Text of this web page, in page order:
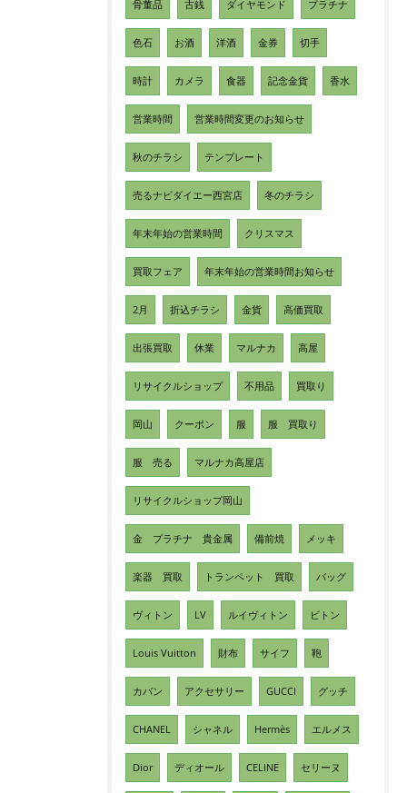
骨董品 古銭 ダイヤモンド プラチナ
色石 お酒 洋酒 金券 切手
時計 カメラ 食器 記念金貨 香水
営業時間 営業時間変更のお知らせ
秋のチラシ テンプレート
売るナビダイエー西宮店 冬のチラシ
年末年始の営業時間 クリスマス
買取フェア 年末年始の営業時間お知らせ
2月 折込チラシ 金貨 高価買取
出張買取 休業 マルナカ 高屋
リサイクルショップ 不用品 買取り
岡山 クーポン 服 服 買取り
服 売る マルナカ高屋店
リサイクルショップ岡山
金 プラチナ 貴金属 備前焼 メッキ
楽器 買取 トランペット 買取 バッグ
ヴィトン LV ルイヴィトン ビトン
Louis Vuitton 財布 サイフ 鞄
カバン アクセサリー GUCCI グッチ
CHANEL シャネル Hermès エルメス
Dior ディオール CELINE セリーヌ